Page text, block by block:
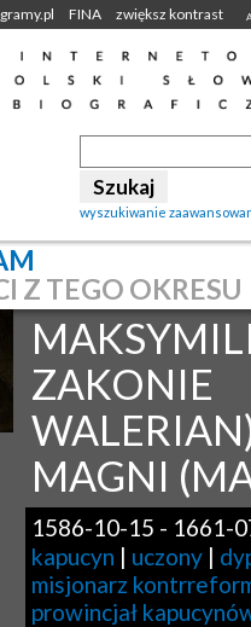
FINA zwiększ kontrast
wyszukiwanie
Z TEGO OKRESU
ZAKONIE
MAGNI
1586-10-15 - 1661-
kapucyn | uczony |
misjonarz
prowincjał